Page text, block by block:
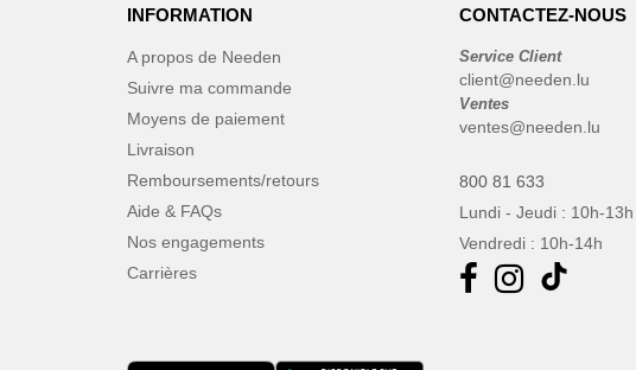
Regatta (1)
Result (21)
Russell (1)
Spiro (1)
VELILLA
INFORMATION
A propos de Needen
Suivre ma commande
Moyens de paiement
Livraison
Remboursements/retours
Aide & FAQs
Nos engagements
Carrières
CONTACTEZ-NOUS
Service Client
client@needen.lu
Ventes
ventes@needen.lu
800 81 633
Lundi - Jeudi : 10h-
Vendredi : 10h-14h